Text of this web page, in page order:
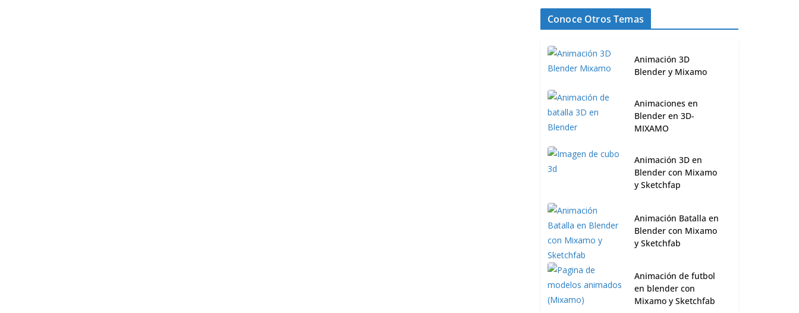
Conoce Otros Temas
Animación 3D
Blender y Mixamo
Animaciones en
Blender en 3D-
MIXAMO
Animación 3D en
Blender con Mixamo
y Sketchfap
Animación Batalla en
Blender con Mixamo
y Sketchfab
Animación de futbol
en blender con
Mixamo y Sketchfab